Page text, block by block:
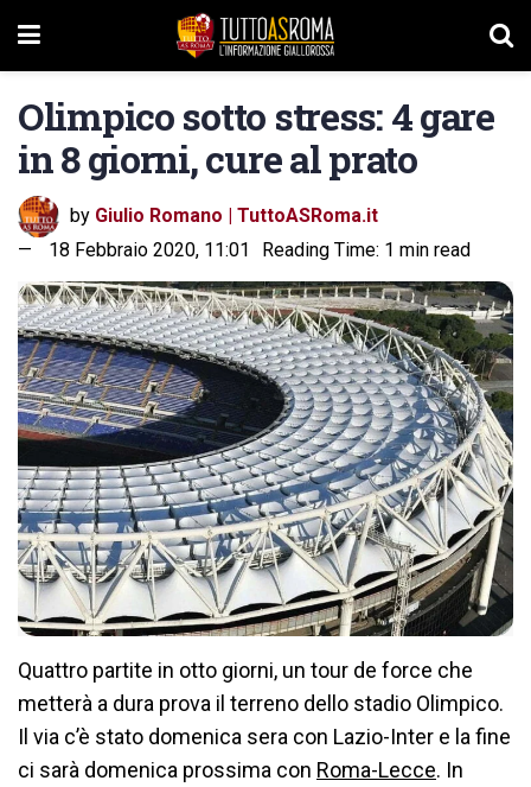
Olimpico sotto stress: 4 gare
in 8 giorni, cure al prato
by Giulio Romano | TuttoASRoma.it
18 Febbraio 2020, 11:01
Reading Time: 1 min read
Quattro partite in otto giorni, un tour de force che
metterà a dura prova il terreno dello stadio Olimpico.
Il via c’è stato domenica sera con Lazio-Inter e la fine
ci sarà domenica prossima con Roma-Lecce. In